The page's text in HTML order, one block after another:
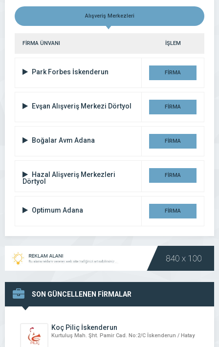
Alışveriş Merkezleri
FİRMA ÜNVANI İŞLEM
Park Forbes İskenderun FİRMA
Evşan Alışveriş Merkezi Dörtyol FİRMA
Boğalar Avm Adana FİRMA
Hazal Alişveriş Merkezleri
Dörtyol
FİRMA
Optimum Adana FİRMA
SON GÜNCELLENEN FİRMALAR
Koç Piliç İskenderun
Kurtuluş Mah. Şht. Pamir Cad. No:2/C İskenderun / Hatay